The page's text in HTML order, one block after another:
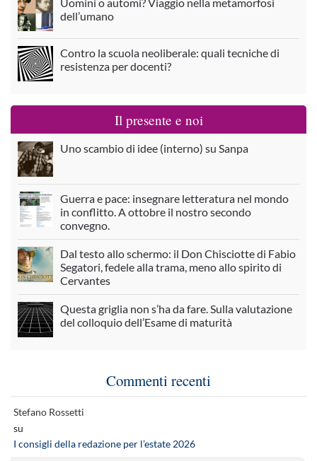
dell’umano
Contro la scuola neoliberale: quali tecniche di
resistenza per docenti?
Il presente e noi
Uno scambio di idee (interno) su Sanpa
Guerra e pace: insegnare letteratura nel mondo
in conflitto. A ottobre il nostro secondo
convegno.
Dal testo allo schermo: il Don Chisciotte di Fabio
Segatori, fedele alla trama, meno allo spirito di
Cervantes
Questa griglia non s’ha da fare. Sulla valutazione
del colloquio dell’Esame di maturità
Commenti recenti
Stefano Rossetti
su
I consigli della redazione per l’estate 2026